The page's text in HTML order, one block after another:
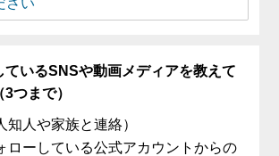
ているSNSや動画メディアを教えて
つまで）
知人や家族と連絡）
ローしている公式アカウントからの